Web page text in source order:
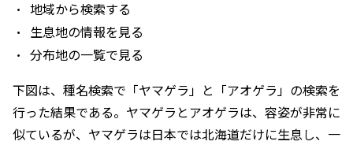
地域から検索する
生息地の情報を見る
分布地の一覧で見る
下図は、種名検索で「ヤマゲラ」と「アオゲラ」の検索を
行った結果である。ヤマゲラとアオゲラは、容姿が非常に
似ているが、ヤマゲラは日本では北海道だけに生息し、一